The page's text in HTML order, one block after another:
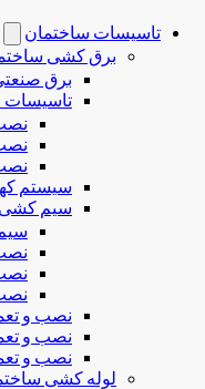
تاسیسات ساختمان
برق کشی
برق
تاسیسات
سیستم
سیم کشی
نصب و
نصب و
نصب و
لوله کشی